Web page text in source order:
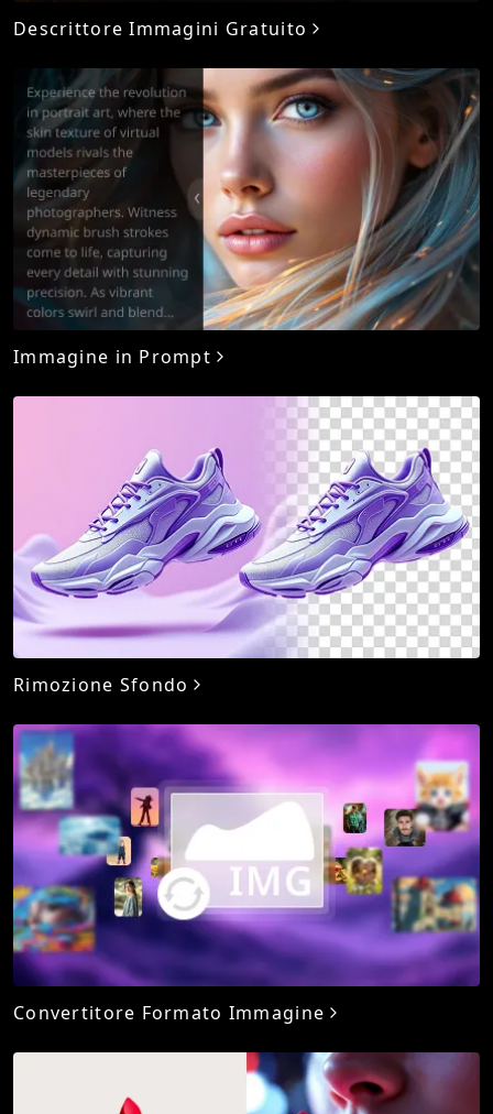
Descrittore Immagini Gratuito
Immagine in Prompt
Rimozione Sfondo
Convertitore Formato Immagine